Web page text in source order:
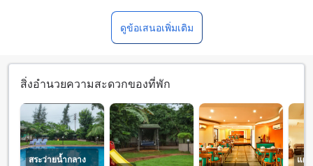
ดูข้อเสนอเพิ่มเติม
สิ่งอำนวยความสะดวกของที่พัก
สระว่ายน้ำกลาง
แผ